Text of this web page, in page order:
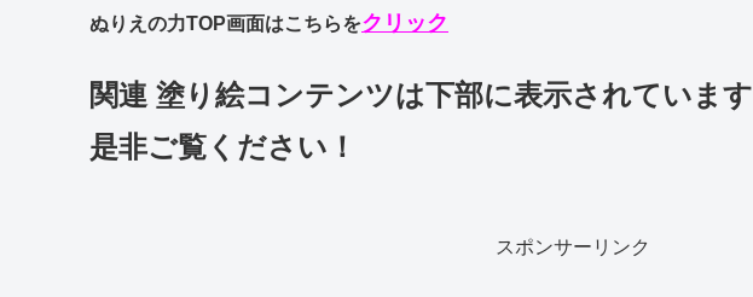
ぬりえの力TOP画面はこちらをクリック
関連 塗り絵コンテンツは下部に表示されています
是非ご覧ください！
スポンサーリンク